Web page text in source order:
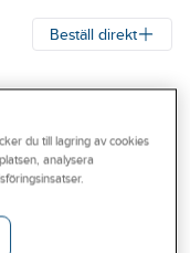
Beställ direkt
du till lagring av cookies
analysera